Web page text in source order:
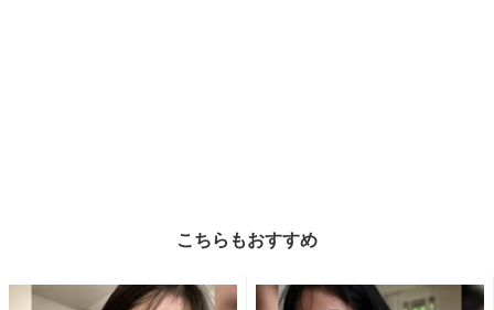
こちらもおすすめ